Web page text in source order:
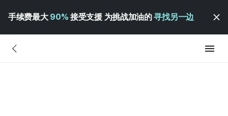
手续费最大 90% 接受支援 为挑战加油的寻找另一边